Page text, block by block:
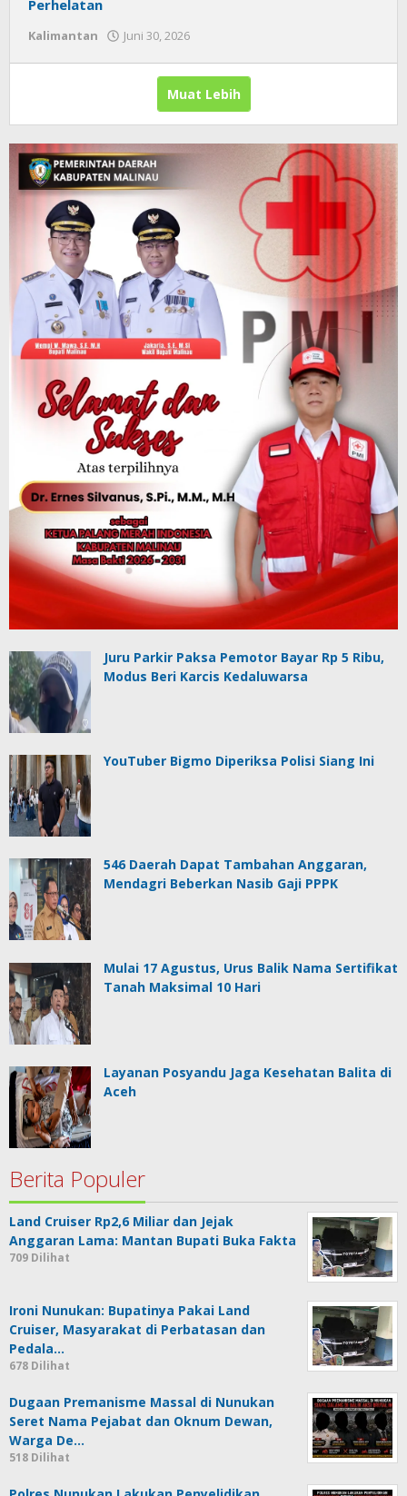
Perhelatan
Kalimantan Juni 30, 2026
Muat Lebih
Juru Parkir Paksa Pemotor Bayar Rp 5 Ribu,
Modus Beri Karcis Kedaluwarsa
YouTuber Bigmo Diperiksa Polisi Siang Ini
546 Daerah Dapat Tambahan Anggaran,
Mendagri Beberkan Nasib Gaji PPPK
Mulai 17 Agustus, Urus Balik Nama Sertifikat
Tanah Maksimal 10 Hari
Layanan Posyandu Jaga Kesehatan Balita di
Aceh
Berita Populer
Land Cruiser Rp2,6 Miliar dan Jejak
Anggaran Lama: Mantan Bupati Buka Fakta
709 Dilihat
Ironi Nunukan: Bupatinya Pakai Land
Cruiser, Masyarakat di Perbatasan dan
Pedala…
678 Dilihat
Dugaan Premanisme Massal di Nunukan
Seret Nama Pejabat dan Oknum Dewan,
Warga De…
518 Dilihat